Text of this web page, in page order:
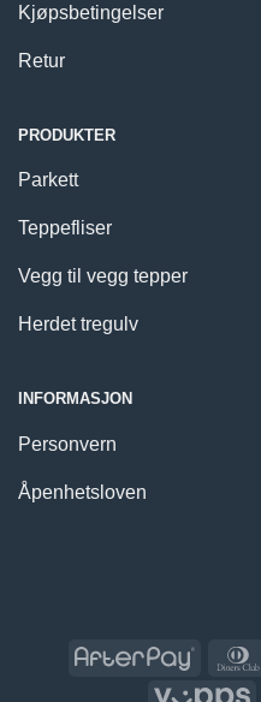
Kjøpsbetingelser
Retur
PRODUKTER
Parkett
Teppefliser
Vegg til vegg tepper
Herdet tregulv
INFORMASJON
Personvern
Åpenhetsloven
AfterPay